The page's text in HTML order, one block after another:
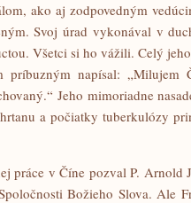
ako aj zodpovedným
Svoj úrad vykonával v
Všetci si ho vážili. Celý
príbuzným napísal:
Jeho mimoriadne
a počiatky tuberkulózy
práce v Číne pozval P. Arnold
Božieho Slova. Ale